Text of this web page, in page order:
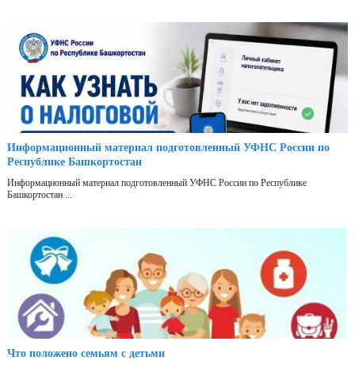
Информационный материал подготовленный УФНС России по
Республике Башкортостан
Информационный материал подготовленный УФНС России по Республике
Башкортостан ...
Что положено семьям с детьми